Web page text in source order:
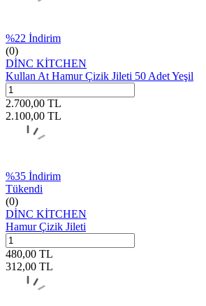
%22 İndirim
(0)
DİNC KİTCHEN
Kullan At Hamur Çizik Jileti 50 Adet Yeşil
2.700,00 TL
2.100,00 TL
%35 İndirim
Tükendi
(0)
DİNC KİTCHEN
Hamur Çizik Jileti
480,00 TL
312,00 TL